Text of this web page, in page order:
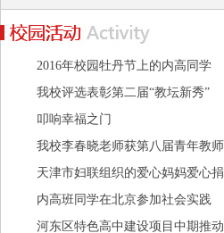
2016年校园牡丹节上的内高同学
我校评选表彰第二届“教坛新秀”
叩响幸福之门
我校李春晓老师获第八届青年教师
学术
天津市妇联组织的爱心妈妈爱心捐
赠活
内高班同学在北京参加社会实践
河东区特色高中建设项目中期推动